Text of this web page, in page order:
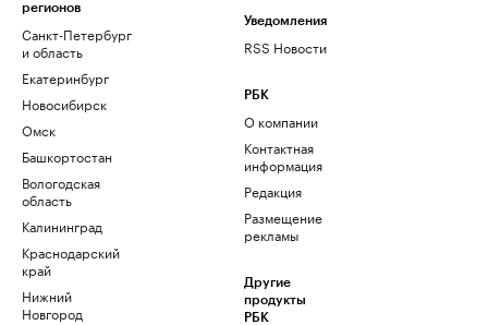
регионов
Санкт-Петербург
и область
Екатеринбург
Новосибирск
Омск
Башкортостан
Вологодская
область
Калининград
Краснодарский
край
Нижний
Новгород
Уведомления
RSS Новости
РБК
О компании
Контактная
информация
Редакция
Размещение
рекламы
Другие
продукты
РБК